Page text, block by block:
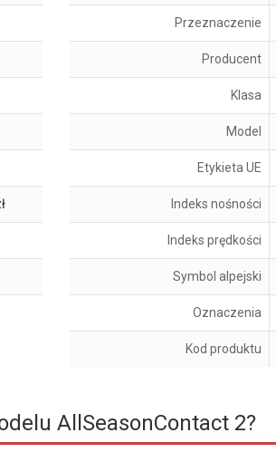
Przeznaczenie
Producent
Klasa
Model
Etykieta UE
Indeks nośności
Indeks prędkości
Symbol alpejski
Oznaczenia
Kod produktu
AllSeasonContact 2?